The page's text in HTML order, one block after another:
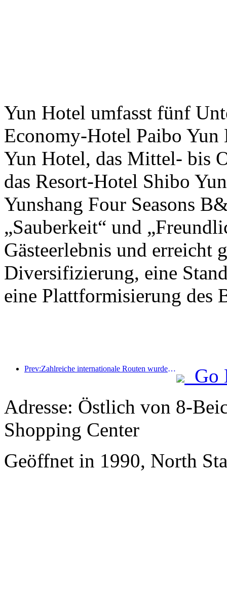
Yun Hotel umfasst fünf
Economy-Hotel Paibo
Yun Hotel, das Mittel- bis
das Resort-Hotel Shibo
Yunshang Four Seasons
„Sauberkeit“ und
Gästeerlebnis und erreicht
Diversifizierung, eine
eine Plattformisierung des
Prev:Zahlreiche internationale Routen wurden kürzlich eröffnet und ausgebaut
Go
Adresse: Östlich von 8-
Shopping Center
Geöffnet in 1990, North